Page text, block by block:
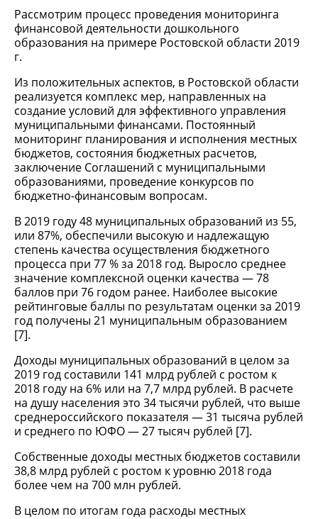
Рассмотрим процесс проведения мониторинга
финансовой деятельности дошкольного
образования на примере Ростовской области 2019
г.
Из положительных аспектов, в Ростовской области
реализуется комплекс мер, направленных на
создание условий для эффективного управления
муниципальными финансами. Постоянный
мониторинг планирования и исполнения местных
бюджетов, состояния бюджетных расчетов,
заключение Соглашений с муниципальными
образованиями, проведение конкурсов по
бюджетно-финансовым вопросам.
В 2019 году 48 муниципальных образований из 55,
или 87%, обеспечили высокую и надлежащую
степень качества осуществления бюджетного
процесса при 77 % за 2018 год. Выросло среднее
значение комплексной оценки качества — 78
баллов при 76 годом ранее. Наиболее высокие
рейтинговые баллы по результатам оценки за 2019
год получены 21 муниципальным образованием
[7].
Доходы муниципальных образований в целом за
2019 год составили 141 млрд рублей с ростом к
2018 году на 6% или на 7,7 млрд рублей. В расчете
на душу населения это 34 тысячи рублей, что выше
среднероссийского показателя — 31 тысяча рублей
и среднего по ЮФО — 27 тысяч рублей [7].
Собственные доходы местных бюджетов составили
38,8 млрд рублей с ростом к уровню 2018 года
более чем на 700 млн рублей.
В целом по итогам года расходы местных